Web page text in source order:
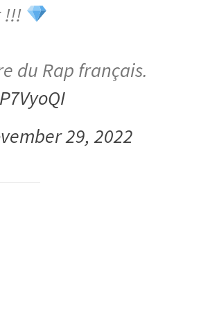
!!!
du Rap français.
29, 2022